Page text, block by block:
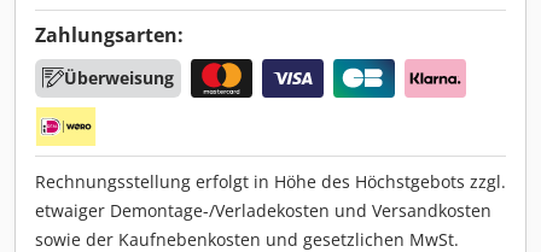
Zahlungsarten:
Überweisung
Rechnungsstellung erfolgt in Höhe des Höchstgebots zzgl.
etwaiger Demontage-/Verladekosten und Versandkosten
sowie der Kaufnebenkosten und gesetzlichen MwSt.